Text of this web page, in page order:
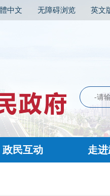
中文 无障碍浏览 英文
政民互动 走